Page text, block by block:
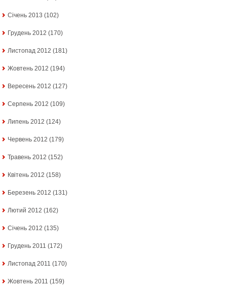
Січень 2013 (102)
Грудень 2012 (170)
Листопад 2012 (181)
Жовтень 2012 (194)
Вересень 2012 (127)
Серпень 2012 (109)
Липень 2012 (124)
Червень 2012 (179)
Травень 2012 (152)
Квітень 2012 (158)
Березень 2012 (131)
Лютий 2012 (162)
Січень 2012 (135)
Грудень 2011 (172)
Листопад 2011 (170)
Жовтень 2011 (159)